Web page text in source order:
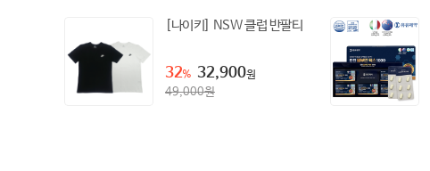
[나이키] NSW 클럽 반팔티
32% 32,900원
49,000원